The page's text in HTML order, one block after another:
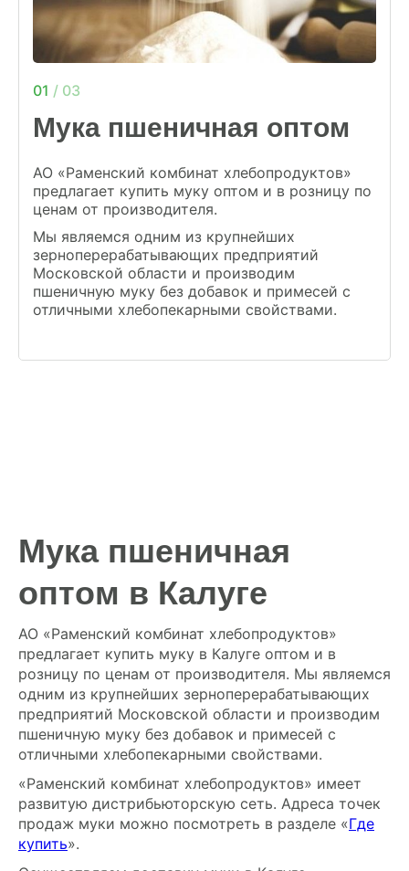
Мука пшеничная оптом
АО «Раменский комбинат хлебопродуктов»
предлагает купить муку оптом и в розницу по
ценам от производителя.
Мы являемся одним из крупнейших
зерноперерабатывающих предприятий
Московской области и производим
пшеничную муку без добавок и примесей с
отличными хлебопекарными свойствами.
01 / 03
Мука пшеничная
оптом в Калуге
АО «Раменский комбинат хлебопродуктов»
предлагает купить муку в Калуге оптом и в
розницу по ценам от производителя. Мы являемся
одним из крупнейших зерноперерабатывающих
предприятий Московской области и производим
пшеничную муку без добавок и примесей с
отличными хлебопекарными свойствами.
«Раменский комбинат хлебопродуктов» имеет
развитую дистрибьюторскую сеть. Адреса точек
продаж муки можно посмотреть в разделе «Где
купить».